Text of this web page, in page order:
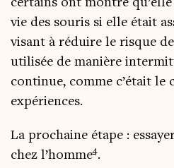
vie des sou­ris si elle était
visant à réduire le risque
uti­li­sée de manière
conti­nue, comme c’é­tait le
expériences.
La pro­chaine étape :
chez l’homme4.